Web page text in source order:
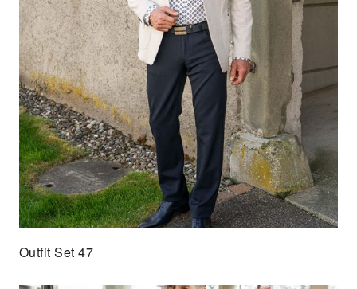
Outfit Set 47